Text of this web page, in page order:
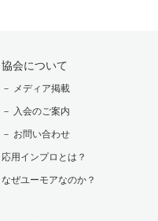
協会について
－ メディア掲載
－ 入会のご案内
－ お問い合わせ
応用インプロとは？
なぜユーモアなのか？